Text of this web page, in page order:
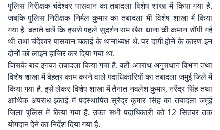
पुलिस निरीक्षक चंदेश्वर पासवान का तबादला विशेष शाखा में किया गया है.
जबकि पुलिस निरीक्षक निर्मल कुमार का तबादला भी विशेष शाखा में किया
गया है. बताते चलें कि इससे पहले सुदर्शन राम खैरा थाना की कमान सौंपी गई
थी तथा चंदेश्वर पासवान चकाई के थानाध्यक्ष थे. पर दागी होने के कारण इन
दोनों को लाइन हाजिर कर दिया गया था.
जिसके बाद इनका तबादला किया गया है. वही अपराध अनुसंधान विभाग तथा
विशेष शाखा में बेहतर काम करने वाले पदाधिकारियों का तबादला जमुई जिले में
किया गया है. इसे लेकर विशेष शाखा में तैनात नवलेश कुमार, नरेंद्र सिंह तथा
आर्थिक अपराध इकाई में पदस्थापित सुरेंद्र कुमार सिंह का तबादला जमुई
जिला पुलिस में किया गया है. उक्त सभी पदाधिकारी को 12 सितंबर तक
योगदान देने का निर्देश दिया गया है.